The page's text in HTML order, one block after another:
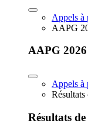
Appels à
AAPG
AAPG 2026
Appels à
Résultats